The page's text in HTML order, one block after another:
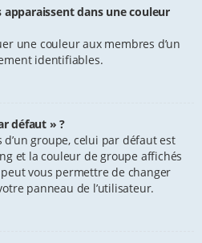
dans une couleur
une couleur aux membres d’un
identifiables.
défaut » ?
groupe, celui par défaut est
et la couleur de groupe affichés
vous permettre de changer
panneau de l’utilisateur.